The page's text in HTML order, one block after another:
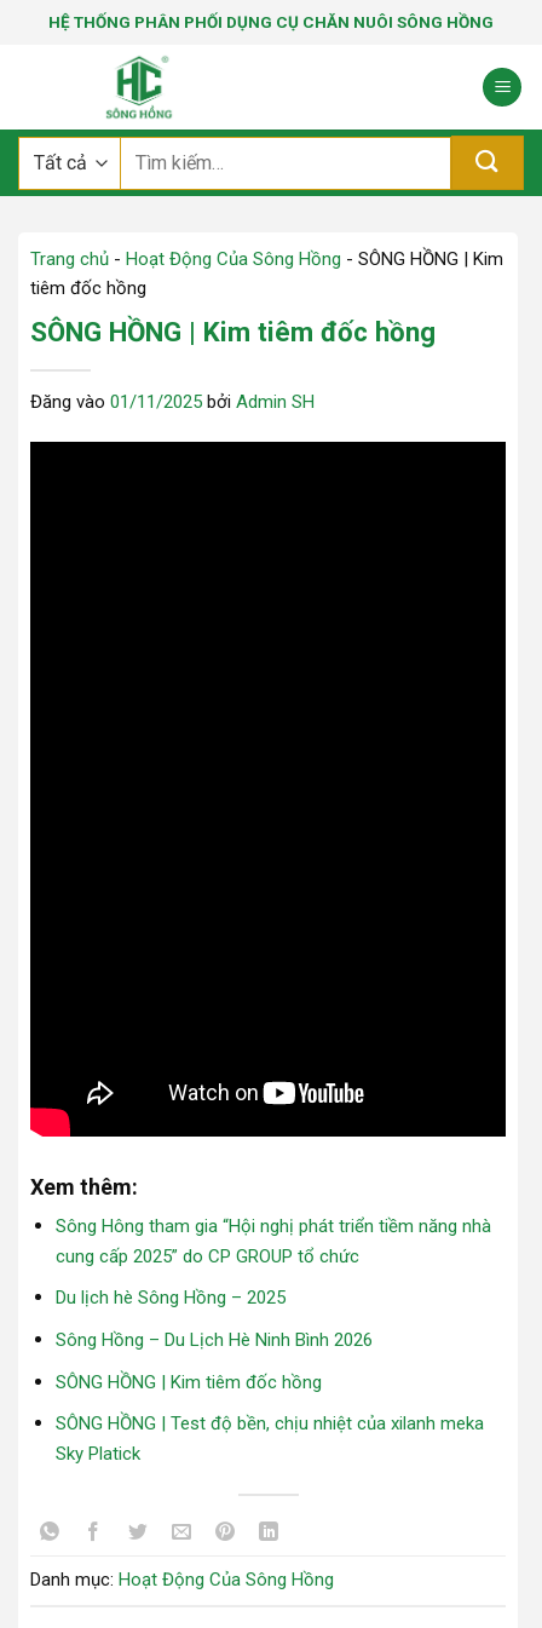
HỆ THỐNG PHÂN PHỐI DỤNG CỤ CHĂN NUÔI SÔNG HỒNG
Trang chủ - Hoạt Động Của Sông Hồng - SÔNG HỒNG | Kim
tiêm đốc hồng
SÔNG HỒNG | Kim tiêm đốc hồng
Đăng vào 01/11/2025 bởi Admin SH
Xem thêm:
Sông Hông tham gia “Hội nghị phát triển tiềm năng nhà
cung cấp 2025” do CP GROUP tổ chức
Du lịch hè Sông Hồng – 2025
Sông Hồng – Du Lịch Hè Ninh Bình 2026
SÔNG HỒNG | Kim tiêm đốc hồng
SÔNG HỒNG | Test độ bền, chịu nhiệt của xilanh meka
Sky Platick
Danh mục: Hoạt Động Của Sông Hồng